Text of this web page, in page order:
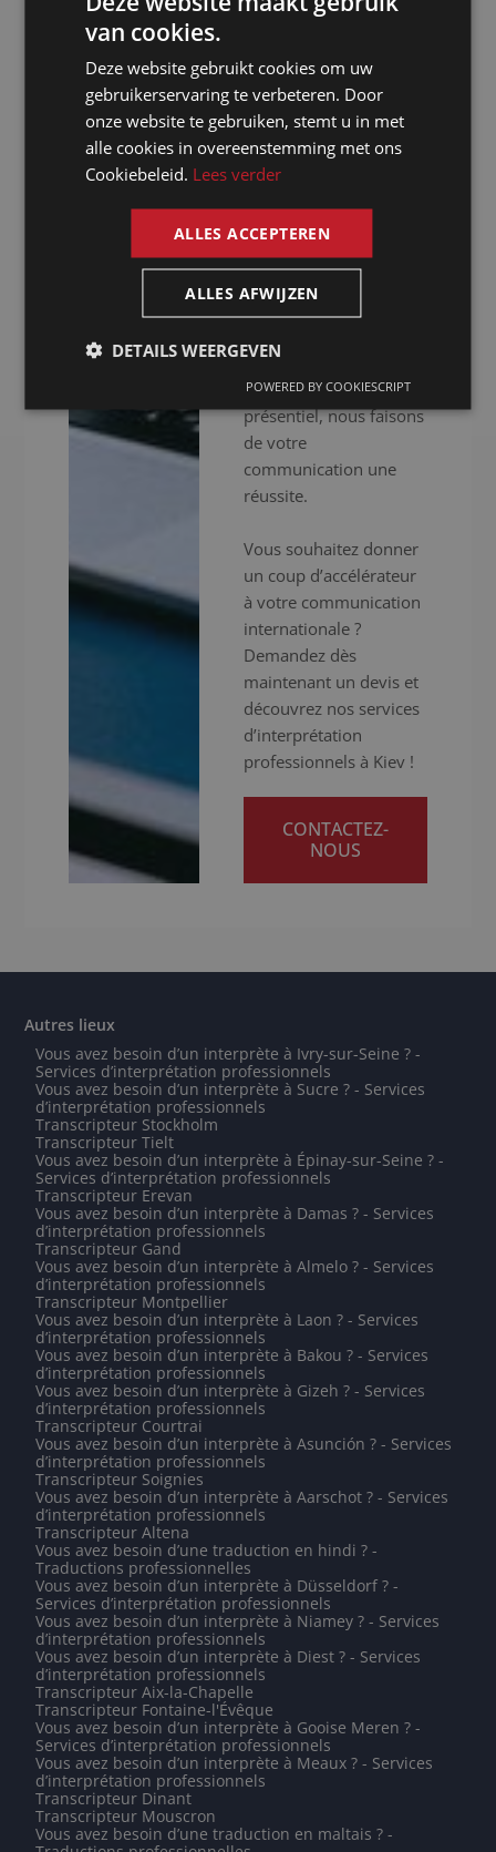
assurons une approche
ne nous contentons pas
de vous fournir des
interprètes
expérimentés, nous
mettons aussi à votre
équipement audiovisuel
haut de gamme pour
déroule sans accrocs.
des réunions virtuelles,
hybrides ou en
présentiel, nous faisons
de votre
communication une
réussite.
Vous souhaitez donner
un coup d’accélérateur
à votre communication
internationale ?
Demandez dès
maintenant un devis et
découvrez nos services
d’interprétation
professionnels à Kiev !
CONTACTEZ-
NOUS
Autres lieux
Vous avez besoin d’un interprète à Ivry-sur-Seine ? -
Services d’interprétation professionnels
Vous avez besoin d’un interprète à Sucre ? - Services
d’interprétation professionnels
Transcripteur Stockholm
Transcripteur Tielt
Vous avez besoin d’un interprète à Épinay-sur-Seine ? -
Services d’interprétation professionnels
Transcripteur Erevan
Vous avez besoin d’un interprète à Damas ? - Services
d’interprétation professionnels
Transcripteur Gand
Vous avez besoin d’un interprète à Almelo ? - Services
d’interprétation professionnels
Transcripteur Montpellier
Vous avez besoin d’un interprète à Laon ? - Services
d’interprétation professionnels
Vous avez besoin d’un interprète à Bakou ? - Services
d’interprétation professionnels
Vous avez besoin d’un interprète à Gizeh ? - Services
d’interprétation professionnels
Transcripteur Courtrai
Vous avez besoin d’un interprète à Asunción ? - Services
d’interprétation professionnels
Transcripteur Soignies
Vous avez besoin d’un interprète à Aarschot ? - Services
d’interprétation professionnels
Transcripteur Altena
Vous avez besoin d’une traduction en hindi ? -
Traductions professionnelles
Vous avez besoin d’un interprète à Düsseldorf ? -
Services d’interprétation professionnels
Vous avez besoin d’un interprète à Niamey ? - Services
d’interprétation professionnels
Vous avez besoin d’un interprète à Diest ? - Services
d’interprétation professionnels
Transcripteur Aix-la-Chapelle
Transcripteur Fontaine-l'Évêque
Vous avez besoin d’un interprète à Gooise Meren ? -
Services d’interprétation professionnels
Vous avez besoin d’un interprète à Meaux ? - Services
d’interprétation professionnels
Transcripteur Dinant
Transcripteur Mouscron
Vous avez besoin d’une traduction en maltais ? -
FRENCH
van cookies.
Deze website gebruikt cookies om uw
gebruikerservaring te verbeteren. Door
onze website te gebruiken, stemt u in met
alle cookies in overeenstemming met ons
Cookiebeleid. Lees verder
ALLES ACCEPTEREN
ALLES AFWIJZEN
DETAILS WEERGEVEN
POWERED BY COOKIESCRIPT